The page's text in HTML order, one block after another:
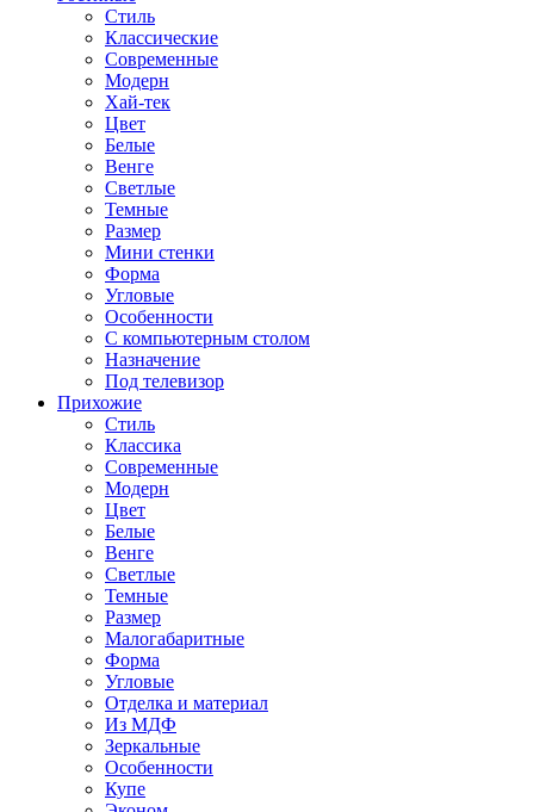
Стиль
Классические
Современные
Модерн
Хай-тек
Цвет
Белые
Венге
Светлые
Темные
Размер
Мини стенки
Форма
Угловые
Особенности
С компьютерным столом
Назначение
Под телевизор
Прихожие
Стиль
Классика
Современные
Модерн
Цвет
Белые
Венге
Светлые
Темные
Размер
Малогабаритные
Форма
Угловые
Отделка и материал
Из МДФ
Зеркальные
Особенности
Купе